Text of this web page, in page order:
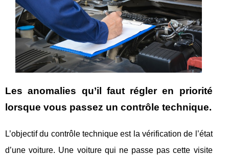
Les anomalies qu’il faut régler en priorité
lorsque vous passez un contrôle technique.
L’objectif du contrôle technique est la vérification de l’état
d’une voiture. Une voiture qui ne passe pas cette visite